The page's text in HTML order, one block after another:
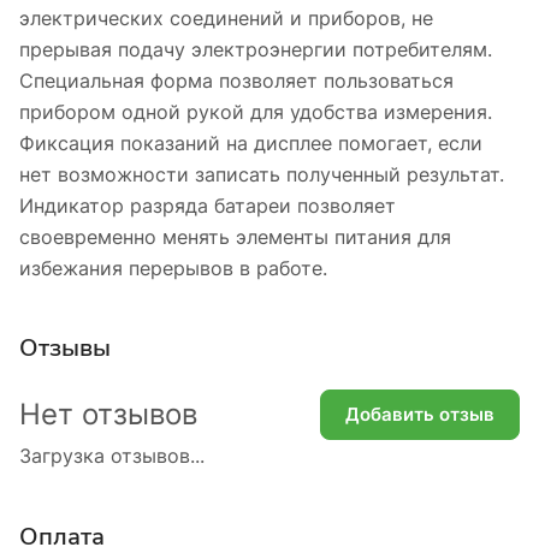
электрических соединений и приборов, не
прерывая подачу электроэнергии потребителям.
Специальная форма позволяет пользоваться
прибором одной рукой для удобства измерения.
Фиксация показаний на дисплее помогает, если
нет возможности записать полученный результат.
Индикатор разряда батареи позволяет
своевременно менять элементы питания для
избежания перерывов в работе.
Отзывы
Загрузка отзывов...
Нет отзывов Добавить отзыв
Оплата